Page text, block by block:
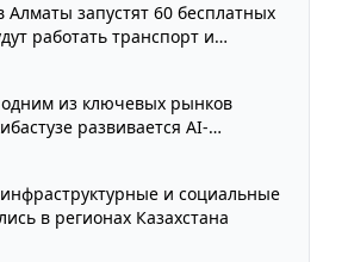
Алматы запустят 60 бесплатных
работать транспорт и
одним из ключевых рынков
развивается AI-
мощностью 125 МВт
и социальные
в регионах Казахстана